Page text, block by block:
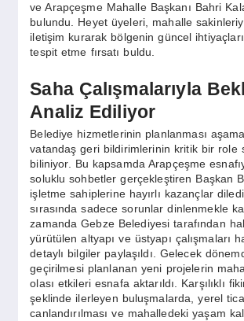
ve Arapçeşme Mahalle Başkanı Bahri
bulundu. Heyet üyeleri, mahalle
iletişim kurarak bölgenin güncel
tespit etme fırsatı buldu.
Saha Çalışmalarıyla
Analiz Ediliyor
Belediye hizmetlerinin planlanması
vatandaş geri bildirimlerinin kritik bir role
biliniyor. Bu kapsamda Arapçeşme
soluklu sohbetler gerçekleştiren Başkan
işletme sahiplerine hayırlı kazançlar
sırasında sadece sorunlar dinlenmekle
zamanda Gebze Belediyesi tarafından
yürütülen altyapı ve üstyapı çalışmaları
detaylı bilgiler paylaşıldı. Gelecek
geçirilmesi planlanan yeni projelerin
olası etkileri esnafa aktarıldı. Karşılıklı
şeklinde ilerleyen buluşmalarda, yerel
canlandırılması ve mahalledeki yaşam